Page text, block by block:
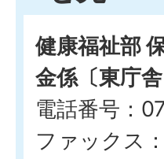
健康福祉部
金係〔東庁舎
電話番号：
ファックス